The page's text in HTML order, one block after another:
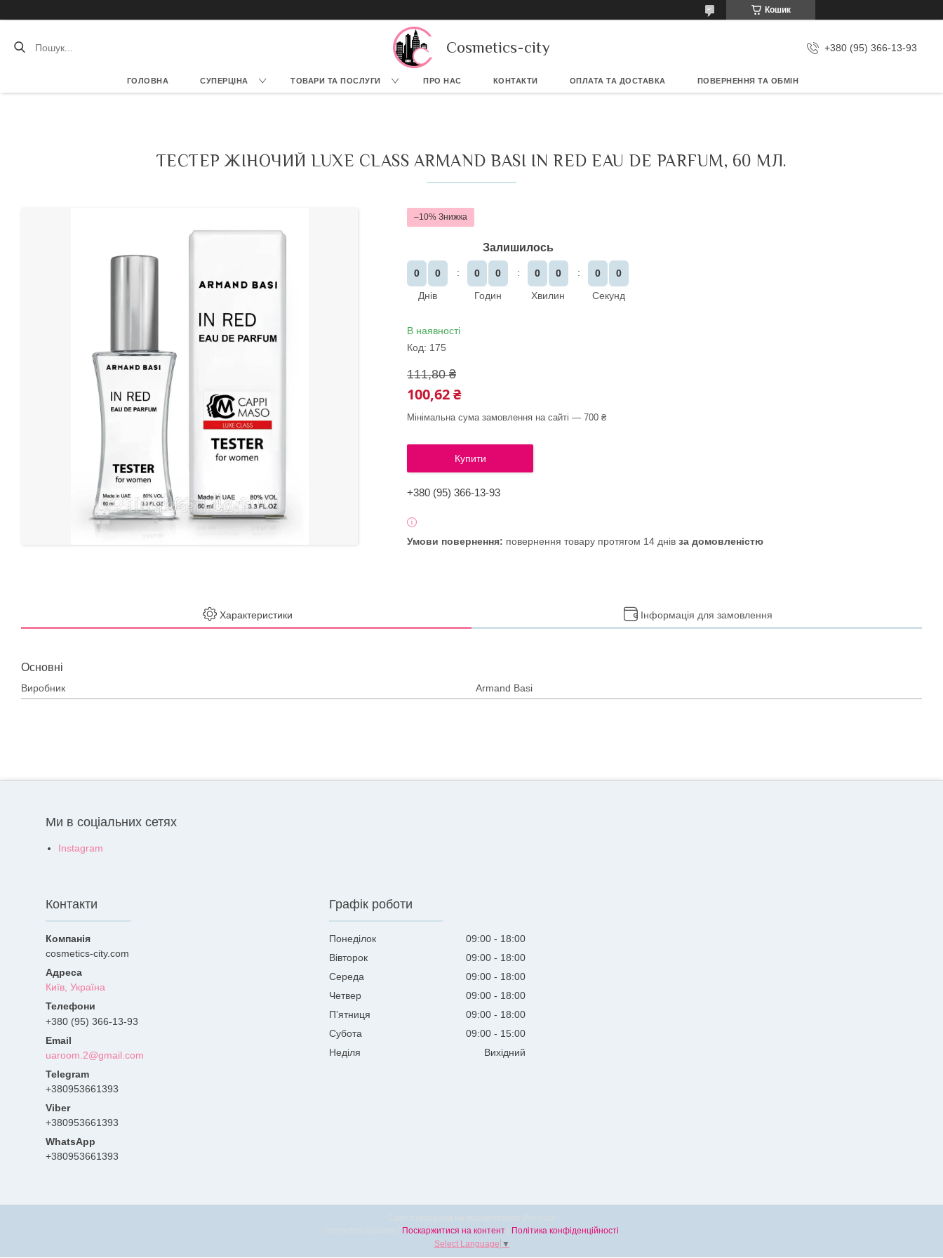
Кошик
Cosmetics-city +380 (95) 366-13-93
ГОЛОВНА СУПЕРЦІНА ТОВАРИ ТА ПОСЛУГИ ПРО НАС КОНТАКТИ ОПЛАТА ТА ДОСТАВКА ПОВЕРНЕННЯ ТА ОБМІН
ТЕСТЕР ЖІНОЧИЙ LUXE CLASS ARMAND BASI IN RED EAU DE PARFUM, 60 МЛ.
–10%
Залишилось
0
0
Днів
0
0
Годин
0
0
Хвилин
0
0
Секунд
В наявності
Код: 175
111,80 ₴
100,62 ₴
Мінімальна сума замовлення на сайті — 700 ₴
Купити
+380 (95) 366-13-93
повернення товару протягом 14 днів за домовленістю
Характеристики Інформація для замовлення
Основні
Виробник Armand Basi
Ми в соціальних сетях
Instagram
Контакти
cosmetics-city.com
Київ, Україна
+380 (95) 366-13-93
uaroom.2@gmail.com
+380953661393
+380953661393
+380953661393
Графік роботи
Понеділок 09:00
18:00
Вівторок
09:00
18:00
Середа
09:00
18:00
Четвер
09:00
18:00
Пʼятниця
09:00
18:00
Субота
09:00
15:00
Неділя
Вихідний
Поскаржитися на контент
Політика конфіденційності
Select Language ▼